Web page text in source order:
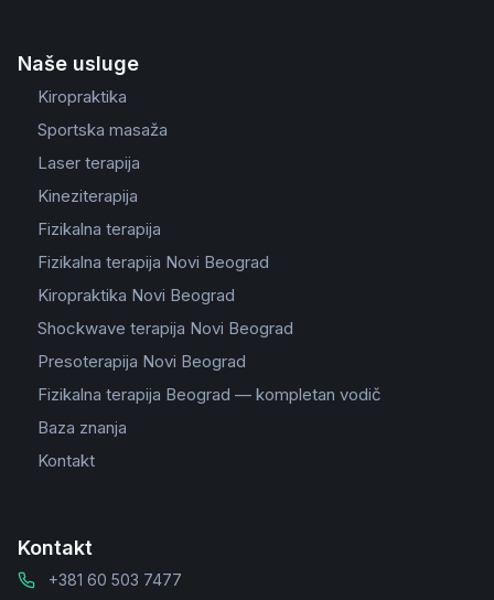
Naše usluge
Kiropraktika
Sportska masaža
Laser terapija
Kineziterapija
Fizikalna terapija
Fizikalna terapija Novi Beograd
Kiropraktika Novi Beograd
Shockwave terapija Novi Beograd
Presoterapija Novi Beograd
Fizikalna terapija Beograd — kompletan vodič
Baza znanja
Kontakt
Kontakt
+381 60 503 7477